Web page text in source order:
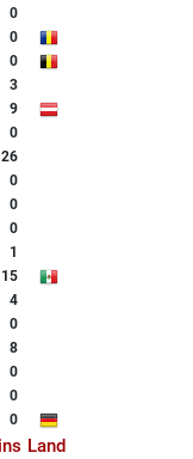
0
0
0
3
9
0
26
0
0
0
1
15
4
0
8
0
0
0
Land